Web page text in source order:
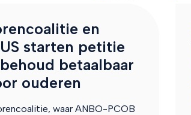
en
starten petitie
betaalbaar
ouderen
waar ANBO-PCOB